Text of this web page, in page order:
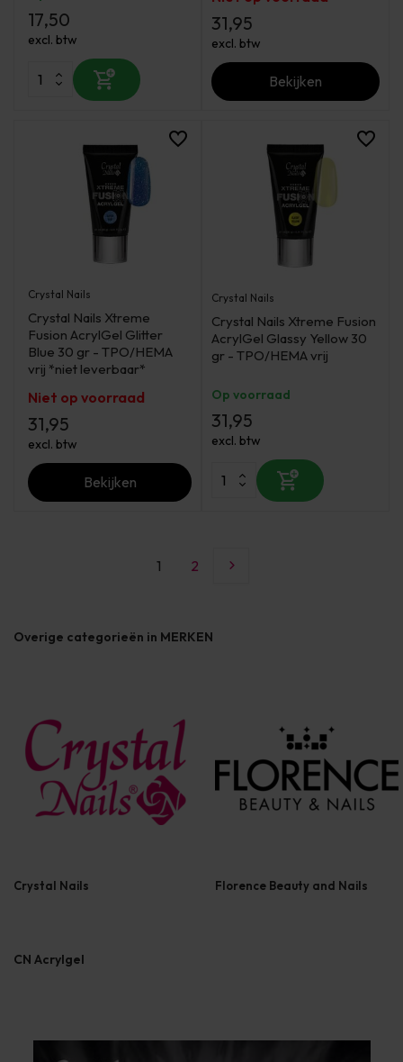
17,50
excl. btw
31,95
excl. btw
Bekijken
Crystal Nails
Crystal Nails Xtreme
Fusion AcrylGel Glitter
Blue 30 gr - TPO/HEMA
vrij *niet leverbaar*
Niet op voorraad
31,95
excl. btw
Bekijken
Crystal Nails
Crystal Nails Xtreme Fusion
AcrylGel Glassy Yellow 30
gr - TPO/HEMA vrij
Op voorraad
31,95
excl. btw
1 2
Overige categorieën in MERKEN
Crystal Nails Florence Beauty and Nails
CN Acrylgel